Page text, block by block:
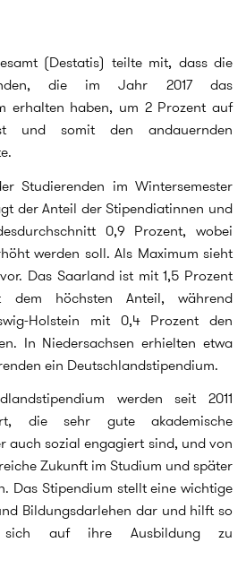
(Destatis) teilte mit, dass die
die im Jahr 2017 das
erhalten haben, um 2 Prozent auf
und somit den andauernden
Studierenden im Wintersemester
der Anteil der Stipendiatinnen und
0,9 Prozent, wobei
werden soll. Als Maximum sieht
Das Saarland ist mit 1,5 Prozent
dem höchsten Anteil, während
Holstein mit 0,4 Prozent den
In Niedersachsen erhielten etwa
ein Deutschlandstipendium.
werden seit 2011
die sehr gute akademische
auch sozial engagiert sind, und von
Zukunft im Studium und später
Das Stipendium stellt eine wichtige
Bildungsdarlehen dar und hilft so
sich auf ihre Ausbildung zu